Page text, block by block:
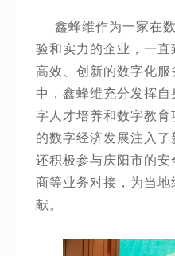
鑫蜂维作为一家在
验和实力的企业，一直
高效、创新的数字化
中，鑫蜂维充分发挥
字人才培养和数字教
的数字经济发展注入
还积极参与庆阳市的
商等业务对接，为当
献。